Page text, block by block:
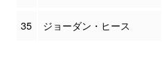
35 ジョーダン・ヒース